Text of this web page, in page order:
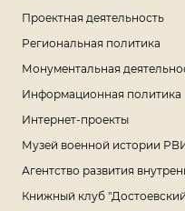
Проектная деятельность
Региональная политика
Монументальная
Информационная политика
Интернет-проекты
Музей военной истории
Агентство развития
Книжный клуб